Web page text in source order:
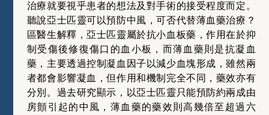
治療就要視乎患者的想法及對手術的接受程度而定。
聽說亞士匹靈可以預防中風，可否代替薄血藥治療？
區醫生解釋，亞士匹靈屬於抗小血板藥，作用在於抑
制受傷後修復傷口的血小板，而薄血藥則是抗凝血
藥，主要透過控制凝血因子以減少血塊形成，雖然兩
者都會影響凝血，但作用和機制完全不同，藥效亦有
分別。過去研究顯示，以亞士匹靈只能預防約兩成由
房顫引起的中風，薄血藥的藥效則高幾倍至超過六